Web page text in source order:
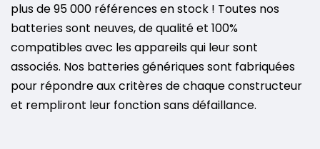
plus de 95 000 références en stock ! Toutes nos
batteries sont neuves, de qualité et 100%
compatibles avec les appareils qui leur sont
associés. Nos batteries génériques sont fabriquées
pour répondre aux critères de chaque constructeur
et rempliront leur fonction sans défaillance.